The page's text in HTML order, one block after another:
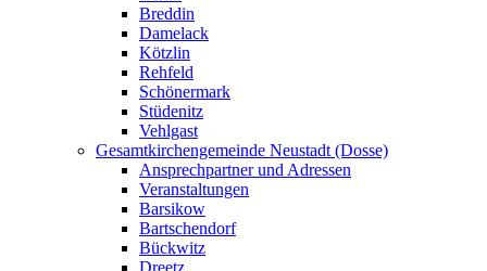
Breddin
Damelack
Kötzlin
Rehfeld
Schönermark
Stüdenitz
Vehlgast
Gesamtkirchengemeinde Neustadt (Dosse)
Ansprechpartner und Adressen
Veranstaltungen
Barsikow
Bartschendorf
Bückwitz
Dreetz